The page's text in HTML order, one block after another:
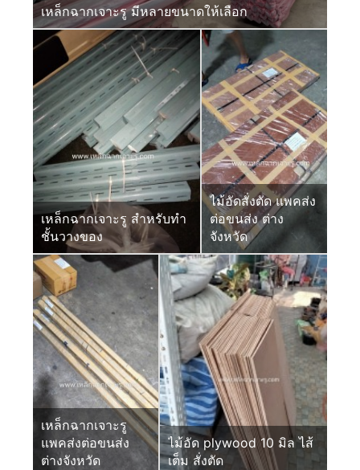
เหล็กฉากเจาะรู มีหลายขนาดให้เลือก
เหล็กฉากเจาะรู สำหรับทำ
ชั้นวางของ
ไม้อัดสั่งตัด แพคส่ง
ต่อขนส่ง ต่าง
จังหวัด
เหล็กฉากเจาะรู
แพคส่งต่อขนส่ง
ต่างจังหวัด
ไม้อัด plywood 10 มิล ไส้
เต็ม สั่งตัด